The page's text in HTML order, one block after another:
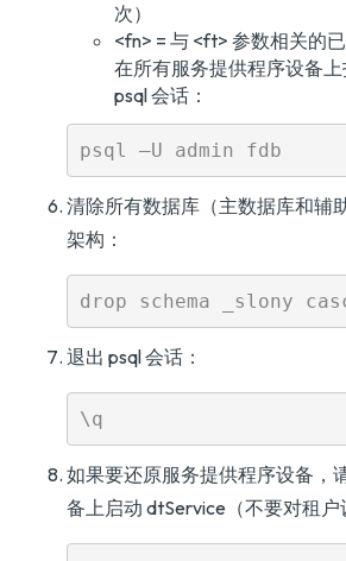
次）
<fn> = 与 <ft> 参数相关的
在所有服务提供程序设备
psql 会话：
清除所有数据库（主数据库和辅
架构：
退出 psql 会话：
如果要还原服务提供程序设备，
备上启动 dtService（不要对租户